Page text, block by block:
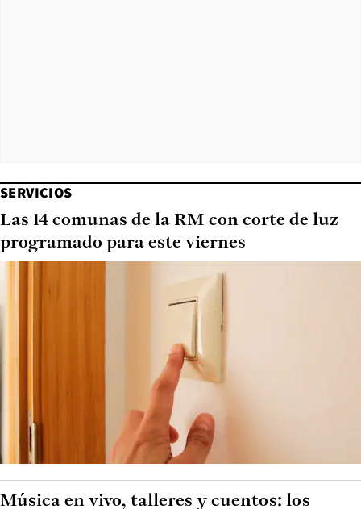
SERVICIOS
Las 14 comunas de la RM con corte de luz
programado para este viernes
Música en vivo, talleres y cuentos: los